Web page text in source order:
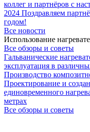
коллег и партнёров с
2024 Поздравляем
годом!
Все новости
Использование
Все обзоры и советы
Гальванические
эксплуатация в
Производство
Проектирование и
единовременного
метрах
Все обзоры и советы